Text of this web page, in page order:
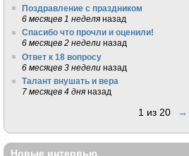
Поздравление с праздником
6 месяцев 1 неделя назад
Спасибо что прочли и оценили!
6 месяцев 2 недели назад
Ответ к 18 вопросу
6 месяцев 3 недели назад
Талант внушать и вера
7 месяцев 4 дня назад
1 из 20 →
Новые интервью